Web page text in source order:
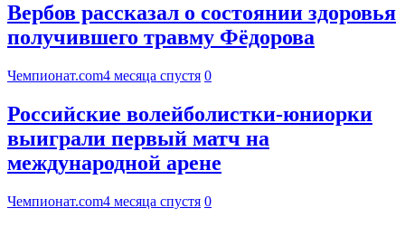
Вербов рассказал о состоянии здоровья
получившего травму Фёдорова
Чемпионат.com4 месяца спустя 0
Российские волейболистки-юниорки
выиграли первый матч на
международной арене
Чемпионат.com4 месяца спустя 0